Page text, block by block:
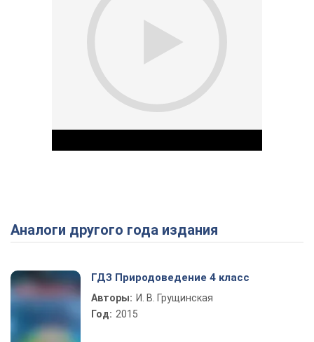
Play Video
Аналоги другого года издания
ГДЗ Природоведение 4 класс
Авторы: И. В. Грущинская
Год: 2015